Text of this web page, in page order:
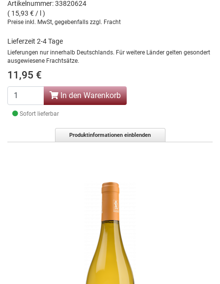
Artikelnummer: 33820624
( 15,93 € / l )
Preise inkl. MwSt, gegebenfalls zzgl. Fracht
Lieferzeit 2-4 Tage
Lieferungen nur innerhalb Deutschlands. Für weitere Länder gelten gesondert
ausgewiesene Frachtsätze.
11,95 €
In den Warenkorb
Sofort lieferbar
Produktinformationen einblenden